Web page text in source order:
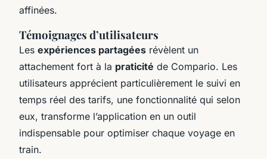
affinées.
Témoignages d’utilisateurs
Les expériences partagées révèlent un
attachement fort à la praticité de Compario. Les
utilisateurs apprécient particulièrement le suivi en
temps réel des tarifs, une fonctionnalité qui selon
eux, transforme l’application en un outil
indispensable pour optimiser chaque voyage en
train.